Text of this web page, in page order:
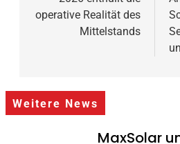
operative Realität des
Mittelstands
Weitere News
MaxSolar